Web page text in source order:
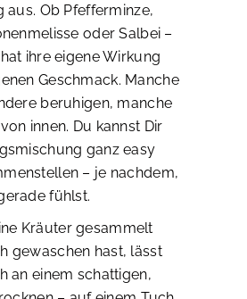
aus. Ob Pfefferminze,
oder Salbei –
ihre eigene Wirkung
Geschmack. Manche
beruhigen, manche
innen. Du kannst Dir
ganz easy
– je nachdem,
fühlst.
Kräuter gesammelt
gewaschen hast, lässt
an einem schattigen,